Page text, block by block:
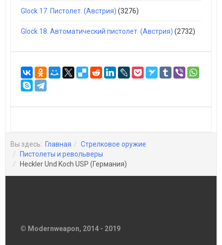
Glock 17. Пистолет. (Австрия) (3276)
Glock 18. Автоматический пистолет. (Австрия) (2732)
Вы здесь: Главная
Стрелковое оружие
Пистолеты и револьверы
Heckler Und Koch USP (Германия)
© Modernweapon, 2014 - 2019